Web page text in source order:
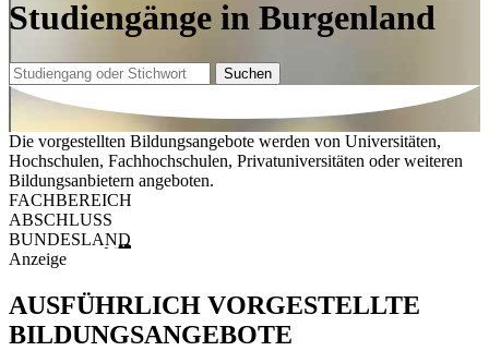
Studiengänge in Burgenland
Suchen
Die vorgestellten Bildungsangebote werden von Universitäten,
Hochschulen, Fachhochschulen, Privatuniversitäten oder weiteren
Bildungsanbietern angeboten.
FACHBEREICH
ABSCHLUSS
BUNDESLAND
Anzeige
AUSFÜHRLICH VORGESTELLTE
BILDUNGSANGEBOTE